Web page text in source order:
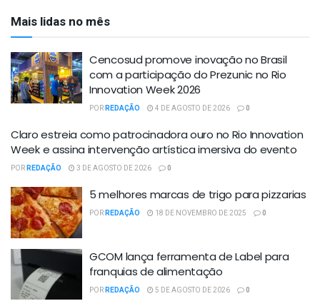
Mais lidas no mês
Cencosud promove inovação no Brasil
com a participação do Prezunic no Rio
Innovation Week 2026
PORREDAÇÃO 4 DE AGOSTO DE 2026 0
Claro estreia como patrocinadora ouro no Rio Innovation
Week e assina intervenção artística imersiva do evento
PORREDAÇÃO 3 DE AGOSTO DE 2026 0
5 melhores marcas de trigo para pizzarias
PORREDAÇÃO 18 DE NOVEMBRO DE 2025 0
GCOM lança ferramenta de Label para
franquias de alimentação
PORREDAÇÃO 5 DE AGOSTO DE 2026 0